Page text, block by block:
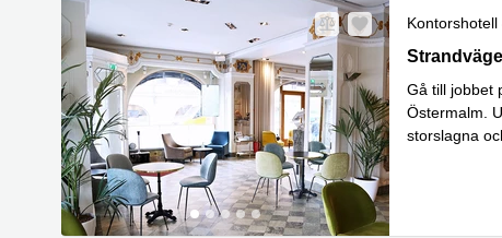
Kontorshotell
Gå till jobbet
Östermalm.
storslagna